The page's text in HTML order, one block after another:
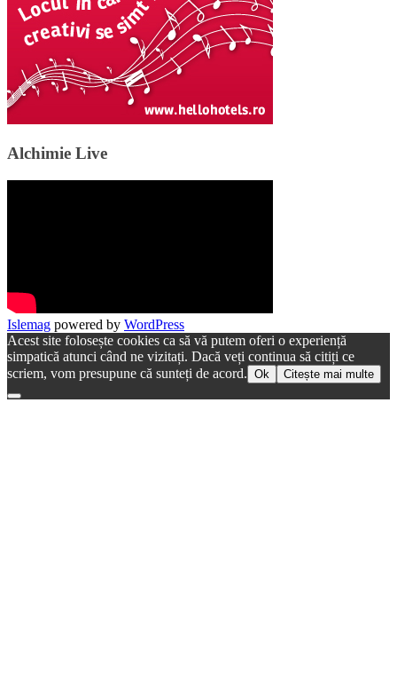
Alchimie Live
Islemag powered by WordPress
Acest site folosește cookies ca să vă putem oferi o experiență
simpatică atunci când ne vizitați. Dacă veți continua să citiți ce
scriem, vom presupune că sunteți de acord. Ok Citește mai multe